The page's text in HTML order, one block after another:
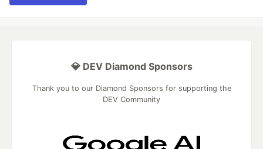
💎 DEV Diamond Sponsors
Thank you to our Diamond Sponsors for supporting the
DEV Community